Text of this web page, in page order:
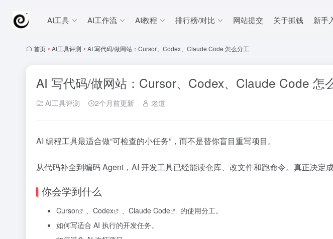
AI工具 AI工作流 AI教程 排行榜/对比 网站提交 关于抓钱 新手
首页 • AI工具评测 • AI 写代码/做网站：Cursor、Codex、Claude Code 怎么分工
AI 写代码/做网站：Cursor、Codex、Claude Code 怎
AI工具评测 2个月前更新 老道
AI 编程工具最适合做“可检查的小任务”，而不是替你盲目重写项目。
从代码补全到编码 Agent，AI 开发工具已经能读仓库、改文件和跑命令。真正决定
你会学到什么
Cursor 、 Codex 、 Claude Code
的使用分工。
如何写适合 AI 执行的开发任务。